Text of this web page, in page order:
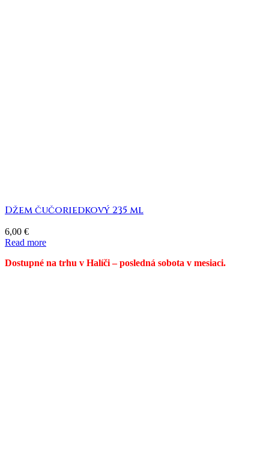
Džem čučoriedkový 235 ml
6,00 €
Read more
Dostupné na trhu v Halíči – posledná sobota v mesiaci.